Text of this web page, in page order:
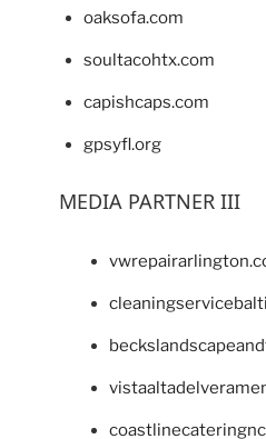
oaksofa.com
soultacohtx.com
capishcaps.com
gpsyfl.org
MEDIA PARTNER III